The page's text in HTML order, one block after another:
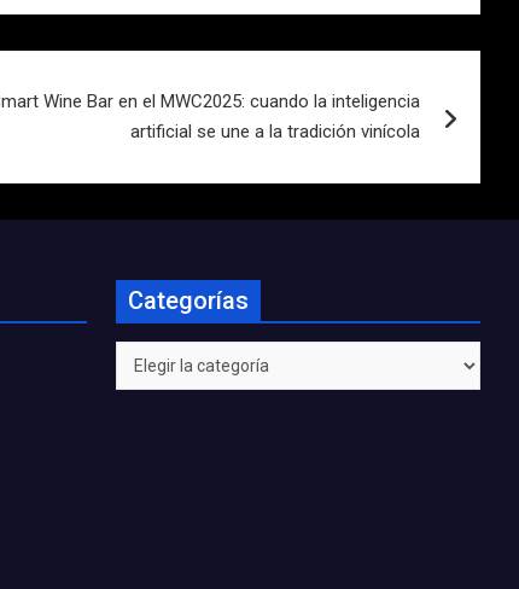
Wine Bar en el MWC2025: cuando la inteligencia
artificial se une a la tradición vinícola
Categorías
Categorías